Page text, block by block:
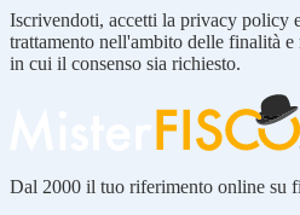
Iscrivendoti, accetti la privacy policy
trattamento nell'ambito delle finalità
in cui il consenso sia richiesto.
Dal 2000 il tuo riferimento online su